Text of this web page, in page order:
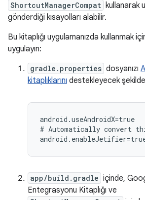
ShortcutManagerCompat kullanarak
gönderdiği kısayolları alabilir.
Bu kitaplığı uygulamanızda kullanmak
uygulayın:
gradle.properties dosyanızı
kitaplıklarını destekleyecek
android.useAndroidX=true
# Automatically convert
app/build.gradle içinde,
Entegrasyonu Kitaplığı ve